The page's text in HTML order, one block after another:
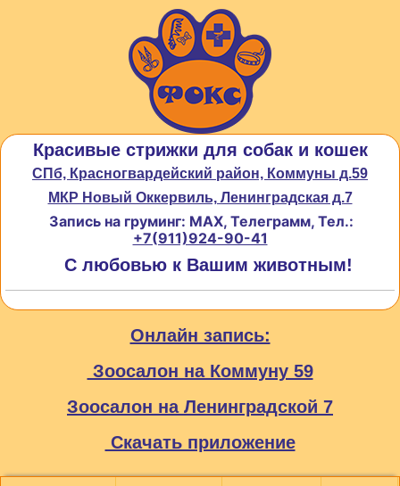
Красивые стрижки для собак и кошек
СПб, Красногвардейский район, Коммуны д.59
МКР Новый Оккервиль, Ленинградская д.7
Запись на груминг: MAX, Телеграмм, Тел.:
+7(911)924-90-41
С любовью к Вашим животным!
Онлайн запись:
Зоосалон на Коммуну 59
Зоосалон на Ленинградской 7
Скачать приложение